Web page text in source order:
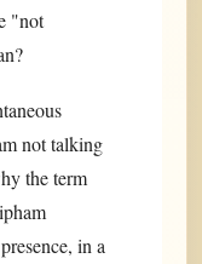
"not
not talking
the term
in a